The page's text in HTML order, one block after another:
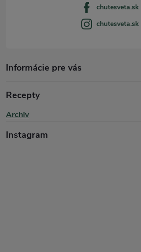
chutesveta.sk
chutesveta.sk
Informácie pre vás
Recepty
Archiv
Instagram